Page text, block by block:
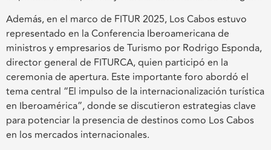
Además, en el marco de FITUR 2025, Los Cabos estuvo
representado en la Conferencia Iberoamericana de
ministros y empresarios de Turismo por Rodrigo Esponda,
director general de FITURCA, quien participó en la
ceremonia de apertura. Este importante foro abordó el
tema central “El impulso de la internacionalización turística
en Iberoamérica”, donde se discutieron estrategias clave
para potenciar la presencia de destinos como Los Cabos
en los mercados internacionales.